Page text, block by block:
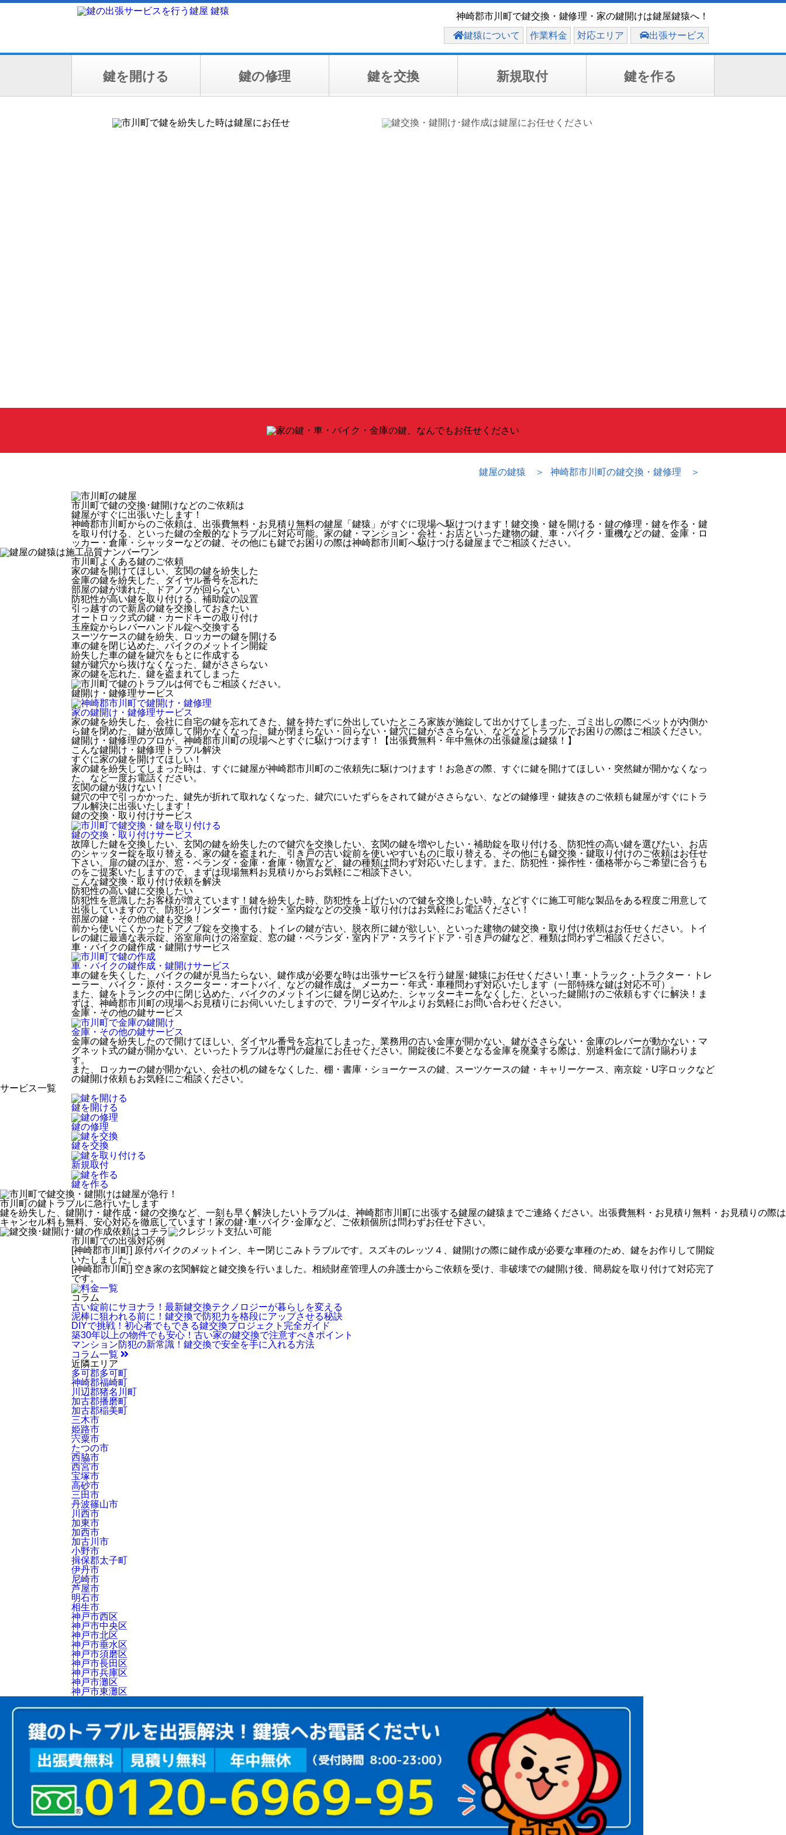
神崎郡市川町で鍵交換・鍵修理・家の鍵開けは鍵屋鍵猿へ！
鍵猿について
作業料金 対応エリア 出張サービス
鍵を開ける 鍵の修理 鍵を交換 新規取付 鍵を作る
鍵屋の鍵猿 神崎郡市川町の鍵交換・鍵修理
市川町で鍵の交換･鍵開けなどのご依頼は
鍵屋がすぐに出張いたします！
神崎郡市川町からのご依頼は、出張費無料・お見積り無料の鍵屋「鍵猿」がすぐに現場へ駆けつけます！鍵交換・鍵を開ける・鍵の修理・鍵を作る・鍵
を取り付ける、といった鍵の全般的なトラブルに対応可能。家の鍵・マンション・会社・お店といった建物の鍵、車・バイク・重機などの鍵、金庫・ロ
ッカー・倉庫・シャッターなどの鍵、その他にも鍵でお困りの際は神崎郡市川町へ駆けつける鍵屋までご相談ください。
市川町よくある鍵のご依頼
家の鍵を開けてほしい、玄関の鍵を紛失した
金庫の鍵を紛失した、ダイヤル番号を忘れた
部屋の鍵が壊れた、ドアノブが回らない
防犯性が高い鍵を取り付ける、補助錠の設置
引っ越すので新居の鍵を交換しておきたい
オートロック式の鍵・カードキーの取り付け
玉座錠からレバーハンドル錠へ交換する
スーツケースの鍵を紛失、ロッカーの鍵を開ける
車の鍵を閉じ込めた、バイクのメットイン開錠
紛失した車の鍵を鍵穴をもとに作成する
鍵が鍵穴から抜けなくなった、鍵がささらない
家の鍵を忘れた、鍵を盗まれてしまった
鍵開け・鍵修理サービス
家の鍵開け・鍵修理サービス
家の鍵を紛失した、会社に自宅の鍵を忘れてきた、鍵を持たずに外出していたところ家族が施錠して出かけてしまった、ゴミ出しの際にペットが内側か
ら鍵を閉めた、鍵が故障して開かなくなった、鍵が閉まらない・回らない・鍵穴に鍵がささらない、などなどトラブルでお困りの際はご相談ください。
鍵開け・鍵修理のプロが、神崎郡市川町の現場へとすぐに駆けつけます！【出張費無料・年中無休の出張鍵屋は鍵猿！】
こんな鍵開け・鍵修理トラブル解決
すぐに家の鍵を開けてほしい！
家の鍵を紛失してしまった時は、すぐに鍵屋が神崎郡市川町のご依頼先に駆けつけます！お急ぎの際、すぐに鍵を開けてほしい・突然鍵が開かなくなっ
た、など一度お電話ください。
玄関の鍵が抜けない！
鍵穴の中で引っかかった、鍵先が折れて取れなくなった、鍵穴にいたずらをされて鍵がささらない、などの鍵修理・鍵抜きのご依頼も鍵屋がすぐにトラ
ブル解決に出張いたします！
鍵の交換・取り付けサービス
鍵の交換・取り付けサービス
故障した鍵を交換したい、玄関の鍵を紛失したので鍵穴を交換したい、玄関の鍵を増やしたい・補助錠を取り付ける、防犯性の高い鍵を選びたい、お店
のシャッター錠を取り替える、家の鍵を盗まれた、引き戸の古い錠前を使いやすいものに取り替える、その他にも鍵交換・鍵取り付けのご依頼はお任せ
下さい。扉の鍵のほか、窓・ベランダ・金庫・倉庫・物置など、鍵の種類は問わず対応いたします。また、防犯性・操作性・価格帯からご希望に合うも
のをご提案いたしますので、まずは現場無料お見積りからお気軽にご相談下さい。
こんな鍵交換・取り付け依頼を解決
防犯性の高い鍵に交換したい
防犯性を意識したお客様が増えています！鍵を紛失した時、防犯性を上げたいので鍵を交換したい時、などすぐに施工可能な製品をある程度ご用意して
出張していますので、防犯シリンダー・面付け錠・室内錠などの交換・取り付けはお気軽にお電話ください！
部屋の鍵・その他の鍵も交換！
前から使いにくかったドアノブ錠を交換する、トイレの鍵が古い、脱衣所に鍵が欲しい、といった建物の鍵交換・取り付け依頼はお任せください。トイ
レの鍵に最適な表示錠、浴室扉向けの浴室錠、窓の鍵・ベランダ・室内ドア・スライドドア・引き戸の鍵など、種類は問わずご相談ください。
車・バイクの鍵作成・鍵開けサービス
車・バイクの鍵作成・鍵開けサービス
車の鍵を失くした、バイクの鍵が見当たらない、鍵作成が必要な時は出張サービスを行う鍵屋･鍵猿にお任せください！車・トラック・トラクター・トレ
ーラー、バイク・原付・スクーター・オートバイ、などの鍵作成は、メーカー・年式・車種問わず対応いたします（一部特殊な鍵は対応不可）。
また、鍵をトランクの中に閉じ込めた、バイクのメットインに鍵を閉じ込めた、シャッターキーをなくした、といった鍵開けのご依頼もすぐに解決！ま
ずは、神崎郡市川町の現場へお見積りにお伺いいたしますので、フリーダイヤルよりお気軽にお問い合わせください。
金庫・その他の鍵サービス
金庫・その他の鍵サービス
金庫の鍵を紛失したので開けてほしい、ダイヤル番号を忘れてしまった、業務用の古い金庫が開かない、鍵がささらない・金庫のレバーが動かない・マ
グネット式の鍵が開かない、といったトラブルは専門の鍵屋にお任せください。開錠後に不要となる金庫を廃棄する際は、別途料金にて請け賜わりま
す。
また、ロッカーの鍵が開かない、会社の机の鍵をなくした、棚・書庫・ショーケースの鍵、スーツケースの鍵・キャリーケース、南京錠・U字ロックなど
の鍵開け依頼もお気軽にご相談ください。
サービス一覧
鍵を開ける
鍵の修理
鍵を交換
新規取付
鍵を作る
市川町の鍵トラブルに急行いたします
鍵を紛失した、鍵開け・鍵作成・鍵の交換など、一刻も早く解決したいトラブルは、神崎郡市川町に出張する鍵屋の鍵猿までご連絡ください。出張費無料・お見積り無料・お見積りの際は
キャンセル料も無料、安心対応を徹底しています！家の鍵･車･バイク･金庫など、ご依頼個所は問わずお任せ下さい。
市川町での出張対応例
[神崎郡市川町] 原付バイクのメットイン、キー閉じこみトラブルです。スズキのレッツ４、鍵開けの際に鍵作成が必要な車種のため、鍵をお作りして開錠
いたしました。
[神崎郡市川町] 空き家の玄関解錠と鍵交換を行いました。相続財産管理人の弁護士からご依頼を受け、非破壊での鍵開け後、簡易錠を取り付けて対応完了
です。
コラム
古い錠前にサヨナラ！最新鍵交換テクノロジーが暮らしを変える
泥棒に狙われる前に！鍵交換で防犯力を格段にアップさせる秘訣
DIYで挑戦！初心者でもできる鍵交換プロジェクト完全ガイド
築30年以上の物件でも安心！古い家の鍵交換で注意すべきポイント
マンション防犯の新常識！鍵交換で安全を手に入れる方法
コラム一覧
近隣エリア
多可郡多可町
神崎郡福崎町
川辺郡猪名川町
加古郡播磨町
加古郡稲美町
三木市
姫路市
宍粟市
たつの市
西脇市
西宮市
宝塚市
高砂市
三田市
丹波篠山市
川西市
加東市
加西市
加古川市
小野市
揖保郡太子町
伊丹市
尼崎市
芦屋市
明石市
相生市
神戸市西区
神戸市中央区
神戸市北区
神戸市垂水区
神戸市須磨区
神戸市長田区
神戸市兵庫区
神戸市灘区
神戸市東灘区